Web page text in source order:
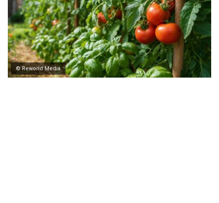
© Reworld Media